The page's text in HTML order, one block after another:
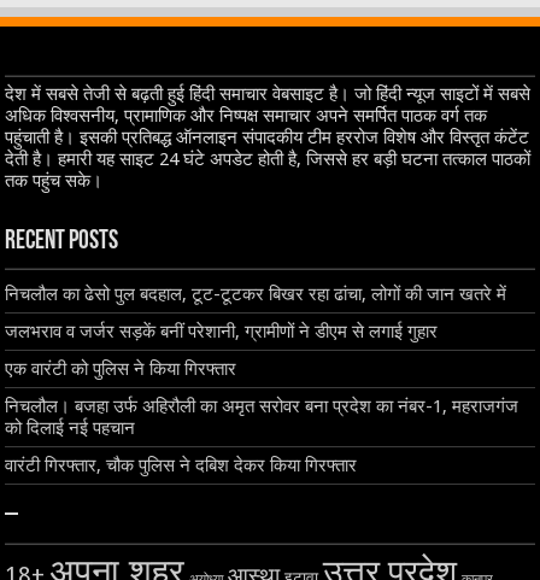
देश में सबसे तेजी से बढ़ती हुई हिंदी समाचार वेबसाइट है। जो हिंदी न्यूज साइटों में सबसे
अधिक विश्वसनीय, प्रामाणिक और निष्पक्ष समाचार अपने समर्पित पाठक वर्ग तक
पहुंचाती है। इसकी प्रतिबद्ध ऑनलाइन संपादकीय टीम हररोज विशेष और विस्तृत कंटेंट
देती है। हमारी यह साइट 24 घंटे अपडेट होती है, जिससे हर बड़ी घटना तत्काल पाठकों
तक पहुंच सके।
Recent Posts
निचलौल का ढेसो पुल बदहाल, टूट-टूटकर बिखर रहा ढांचा, लोगों की जान खतरे में
जलभराव व जर्जर सड़कें बनीं परेशानी, ग्रामीणों ने डीएम से लगाई गुहार
एक वारंटी को पुलिस ने किया गिरफ्तार
निचलौल। बजहा उर्फ अहिरौली का अमृत सरोवर बना प्रदेश का नंबर-1, महराजगंज
को दिलाई नई पहचान
वारंटी गिरफ्तार, चौक पुलिस ने दबिश देकर किया गिरफ्तार
–
अपना शहर